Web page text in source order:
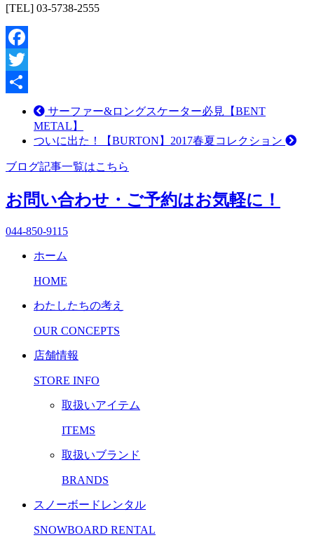
[TEL] 03-5738-2555
Facebook
Twitter
サーファー&ロングスケーター必見【BENT
METAL】
ついに出た！【BURTON】2017春夏コレクション
ブログ記事一覧はこちら
お問い合わせ・ご予約はお気軽に！
044-850-9115
ホーム
HOME
わたしたちの考え
OUR CONCEPTS
店舗情報
STORE INFO
取扱いアイテム
ITEMS
取扱いブランド
BRANDS
スノーボードレンタル
SNOWBOARD RENTAL